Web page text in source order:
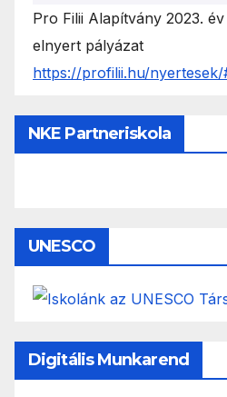
Pro Filii Alapítvány 2023.
elnyert pályázat
https://profilii.hu/
NKE Partneriskola
UNESCO
Digitális Munkarend